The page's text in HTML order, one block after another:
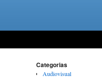
Categorias
Audiovisual